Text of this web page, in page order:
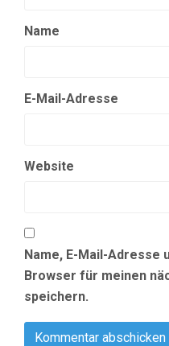
Name
E-Mail-Adresse
Website
Name, E-Mail-Adresse
Browser für meinen
speichern.